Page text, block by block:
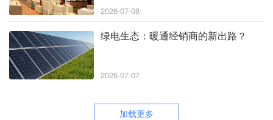
2026-07-08
绿电生态：暖通经销商的新出路？
2026-07-07
加载更多